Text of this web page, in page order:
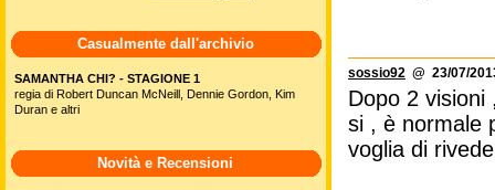
sossio92 @ 23/07/
Dopo 2
si , è normale
voglia di
Casualmente dall'archivio
SAMANTHA CHI? - STAGIONE 1
regia di Robert Duncan McNeill, Dennie Gordon, Kim
Duran e altri
Novità e Recensioni